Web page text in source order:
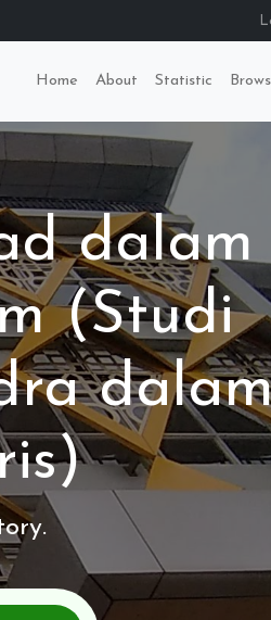
Home About Statistic
dalam
(Studi